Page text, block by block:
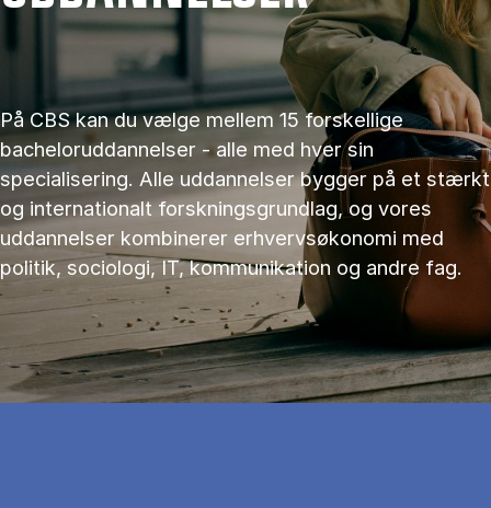
På CBS kan du vælge mellem 15 forskellige
bacheloruddannelser - alle med hver sin
specialisering. Alle uddannelser bygger på et stærkt
og internationalt forskningsgrundlag, og vores
uddannelser kombinerer erhvervsøkonomi med
politik, sociologi, IT, kommunikation og andre fag.